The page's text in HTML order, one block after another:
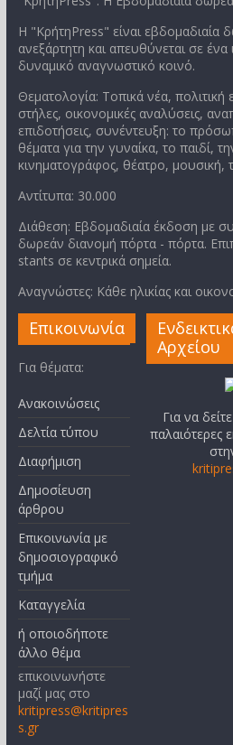
Η "ΚρήτηPress" είναι εβδομαδιαία
ανεξάρτητη και απευθύνεται σε ένα
δυναμικό αναγνωστικό κοινό.
Θεματολογία: Τοπικά νέα,
στήλες, οικονομικές αναλύσεις,
επιδοτήσεις, συνέντευξη: το
θέματα για την γυναίκα, το παιδί,
κινηματογράφος, θέατρο, μουσική,
Αντίτυπα: 30.000
Διάθεση: Εβδομαδιαία έκδοση με
δωρεάν διανομή πόρτα - πόρτα.
stants σε κεντρικά σημεία.
Αναγνώστες: Κάθε ηλικίας και
Επικοινωνία
Για θέματα:
Ανακοινώσεις
Δελτία τύπου
Διαφήμιση
Δημοσίευση
άρθρου
Επικοινωνία με
δημοσιογραφικό
τμήμα
Καταγγελία
ή οποιοδήποτε
άλλο θέμα
επικοινωνήστε
μαζί μας στο
kritipress@kritipres
s.gr
Αρχείου
Για να
παλαιότερες